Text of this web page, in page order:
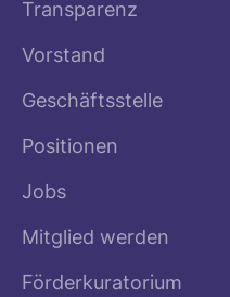
Transparenz
Vorstand
Geschäftsstelle
Positionen
Jobs
Mitglied werden
Förderkuratorium